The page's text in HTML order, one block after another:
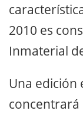
2010 es
Inmaterial
Una edición
concentrará